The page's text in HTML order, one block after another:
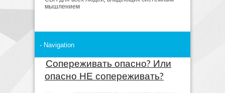
мышлением
Сопереживать опасно? Или
опасно НЕ сопереживать?